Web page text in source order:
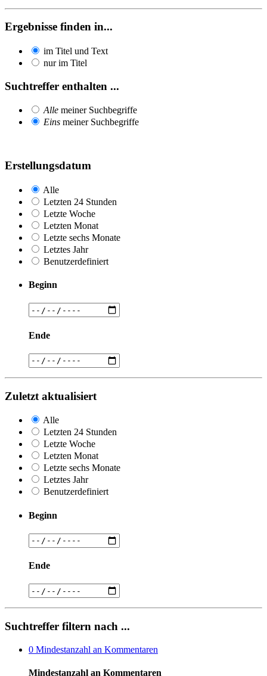
Ergebnisse finden in...
im Titel und Text
nur im Titel
Suchtreffer enthalten ...
Alle meiner Suchbegriffe
Eins meiner Suchbegriffe
Erstellungsdatum
Alle
Letzten 24 Stunden
Letzte Woche
Letzten Monat
Letzte sechs Monate
Letztes Jahr
Benutzerdefiniert
Beginn
Ende
Zuletzt aktualisiert
Alle
Letzten 24 Stunden
Letzte Woche
Letzten Monat
Letzte sechs Monate
Letztes Jahr
Benutzerdefiniert
Beginn
Ende
Suchtreffer filtern nach ...
0 Mindestanzahl an Kommentaren
Mindestanzahl an Kommentaren